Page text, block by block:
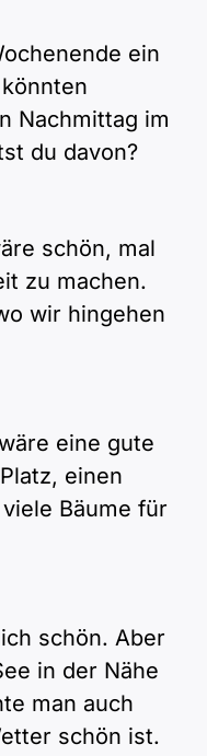
ein
Nachmittag im
du davon?
schön, mal
zu machen.
wir hingehen
eine gute
einen
Bäume für
schön. Aber
in der Nähe
man auch
schön ist.